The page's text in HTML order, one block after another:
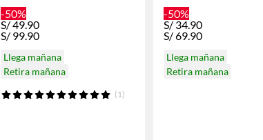
-50%
S/49.90
S/ 99.90
Llega mañana
Retira mañana
(1)
-50%
S/ 34.90
S/69.90
Llega mañana
Retira mañana